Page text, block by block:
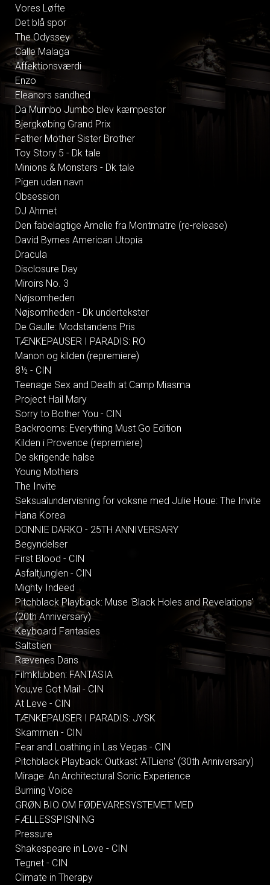
Vores Løfte
Det blå spor
The Odyssey
Calle Malaga
Affektionsværdi
Enzo
Eleanors sandhed
Da Mumbo Jumbo blev kæmpestor
Bjergkøbing Grand Prix
Father Mother Sister Brother
Toy Story 5 - Dk tale
Minions & Monsters - Dk tale
Pigen uden navn
Obsession
DJ Ahmet
Den fabelagtige Amelie fra Montmatre (re-release)
David Byrnes American Utopia
Dracula
Disclosure Day
Miroirs No. 3
Nøjsomheden
Nøjsomheden - Dk undertekster
De Gaulle: Modstandens Pris
TÆNKEPAUSER I PARADIS: RO
Manon og kilden (repremiere)
8½ - CIN
Teenage Sex and Death at Camp Miasma
Project Hail Mary
Sorry to Bother You - CIN
Backrooms: Everything Must Go Edition
Kilden i Provence (repremiere)
De skrigende halse
Young Mothers
The Invite
Seksualundervisning for voksne med Julie Houe: The Invite
Hana Korea
DONNIE DARKO - 25TH ANNIVERSARY
Begyndelser
First Blood - CIN
Asfaltjunglen - CIN
Mighty Indeed
Pitchblack Playback: Muse 'Black Holes and Revelations'
(20th Anniversary)
Keyboard Fantasies
Saltstien
Rævenes Dans
Filmklubben: FANTASIA
You,ve Got Mail - CIN
At Leve - CIN
TÆNKEPAUSER I PARADIS: JYSK
Skammen - CIN
Fear and Loathing in Las Vegas - CIN
Pitchblack Playback: Outkast 'ATLiens' (30th Anniversary)
Mirage: An Architectural Sonic Experience
Burning Voice
GRØN BIO OM FØDEVARESYSTEMET MED
FÆLLESSPISNING
Pressure
Shakespeare in Love - CIN
Tegnet - CIN
Climate in Therapy